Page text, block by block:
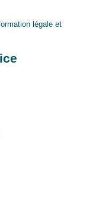
légale et